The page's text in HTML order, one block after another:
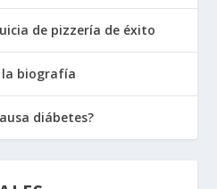
de pizzería de éxito
la biografía
diábetes?